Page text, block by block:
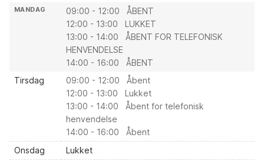
MANDAG
09:00 - 12:00 ÅBENT
12:00 - 13:00 LUKKET
13:00 - 14:00 ÅBENT FOR TELEFONISK
HENVENDELSE
14:00 - 16:00 ÅBENT
Tirsdag
09:00 - 12:00 Åbent
12:00 - 13:00 Lukket
13:00 - 14:00 Åbent for telefonisk
henvendelse
14:00 - 16:00 Åbent
Onsdag
Lukket